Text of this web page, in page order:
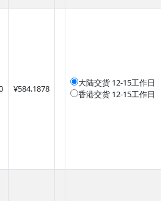
¥584.1878
大陆交货 12-15工作日
香港交货 12-15工作日